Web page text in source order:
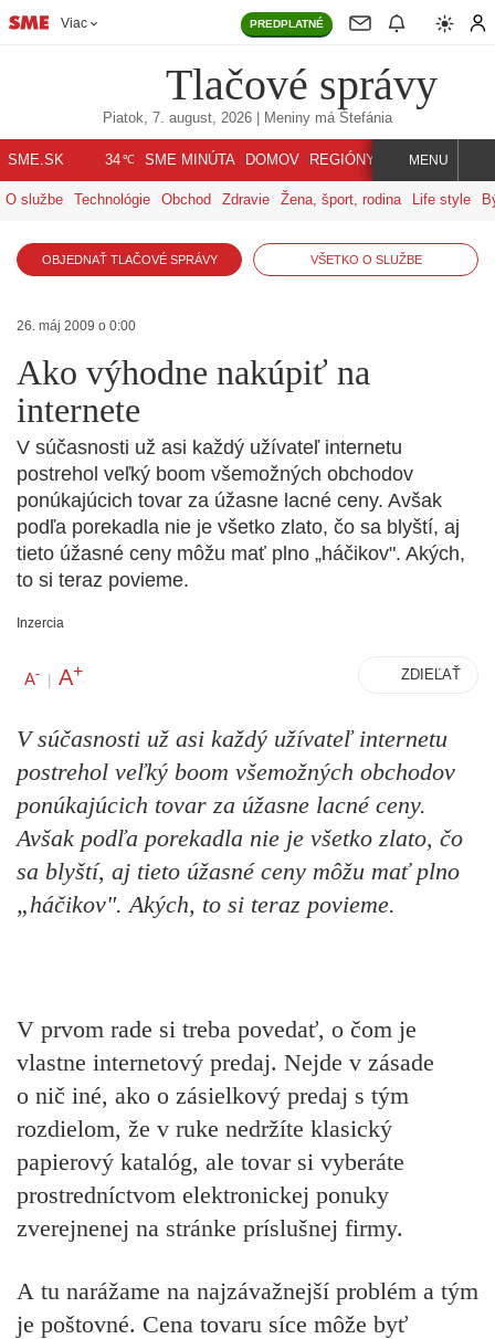
Viac PREDPLATNÉ
Tlačové správy
Piatok, 7. august, 2026 | Meniny má Štefánia
SME.SK 34℃ SME MINÚTA DOMOV REGIÓNY INDEX SVET
MENU
O službe Technológie Obchod Zdravie Žena, šport, rodina Life style
OBJEDNAŤ TLAČOVÉ SPRÁVY VŠETKO O SLUŽBE
26. máj 2009 o 0:00
Ako výhodne nakúpiť na
internete
V súčasnosti už asi každý užívateľ internetu
postrehol veľký boom všemožných obchodov
ponúkajúcich tovar za úžasne lacné ceny. Avšak
podľa porekadla nie je všetko zlato, čo sa blyští, aj
tieto úžasné ceny môžu mať plno „háčikov". Akých,
to si teraz povieme.
Inzercia
A- | A+ ZDIEĽAŤ
V súčasnosti už asi každý užívateľ internetu
postrehol veľký boom všemožných obchodov
ponúkajúcich tovar za úžasne lacné ceny.
Avšak podľa porekadla nie je všetko zlato, čo
sa blyští, aj tieto úžasné ceny môžu mať plno
„háčikov". Akých, to si teraz povieme.
V prvom rade si treba povedať, o čom je
vlastne internetový predaj. Nejde v zásade
o nič iné, ako o zásielkový predaj s tým
rozdielom, že v ruke nedržíte klasický
papierový katalóg, ale tovar si vyberáte
prostredníctvom elektronickej ponuky
zverejnenej na stránke príslušnej firmy.
A tu narážame na najzávažnejší problém a tým
je poštovné. Cena tovaru síce môže byť